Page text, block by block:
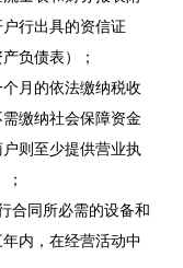
行出具的资信证
负债表）；
月的依法缴纳税收
缴纳社会保障资金
则至少提供营业执
合同所必需的设备和
内，在经营活动中